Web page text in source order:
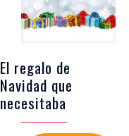
El regalo de
Navidad que
necesitaba